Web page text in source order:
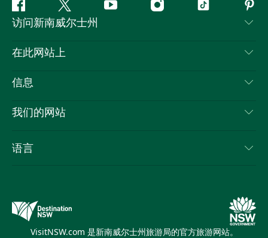
Facebook叽
叽
喳
YouTube Instagram抖
访问新南威尔士州
联系我们
隐私
Cookie 通知
在此网站上
目的地
新南威尔士州公路旅行
活动
信息
旅行信息
新南威尔士州的商业
我们的网站
新南威尔士州旅游局媒体中心
缤纷悉尼灯光音乐节
语言
VisitNSW.com 是新南威尔士州旅游局的官方旅游网站。